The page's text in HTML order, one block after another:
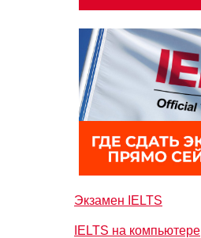
Экзамен IELTS
IELTS на компьютере